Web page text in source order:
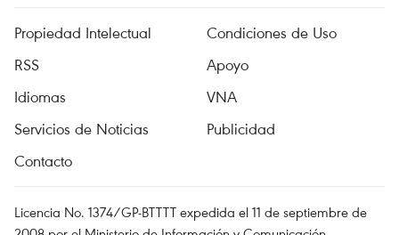
Propiedad Intelectual
Condiciones de Uso
RSS
Apoyo
Idiomas
VNA
Servicios de Noticias
Publicidad
Contacto
Licencia No. 1374/GP-BTTTT expedida el 11 de septiembre de